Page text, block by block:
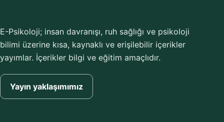
E-Psikoloji; insan davranışı, ruh sağlığı ve psikoloji
bilimi üzerine kısa, kaynaklı ve erişilebilir içerikler
yayımlar. İçerikler bilgi ve eğitim amaçlıdır.
Yayın yaklaşımımız